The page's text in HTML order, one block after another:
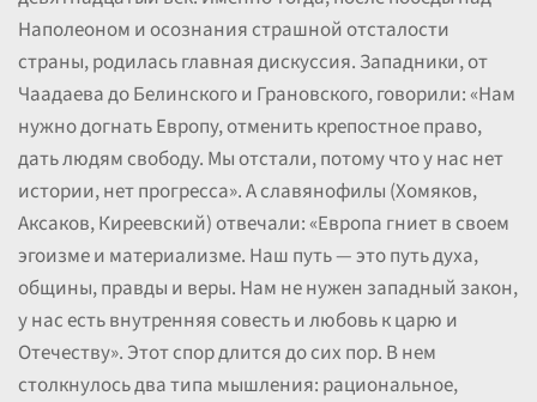
Наполеоном и осознания страшной отсталости
страны, родилась главная дискуссия. Западники, от
Чаадаева до Белинского и Грановского, говорили: «Нам
нужно догнать Европу, отменить крепостное право,
дать людям свободу. Мы отстали, потому что у нас нет
истории, нет прогресса». А славянофилы (Хомяков,
Аксаков, Киреевский) отвечали: «Европа гниет в своем
эгоизме и материализме. Наш путь — это путь духа,
общины, правды и веры. Нам не нужен западный закон,
у нас есть внутренняя совесть и любовь к царю и
Отечеству». Этот спор длится до сих пор. В нем
столкнулось два типа мышления: рациональное,